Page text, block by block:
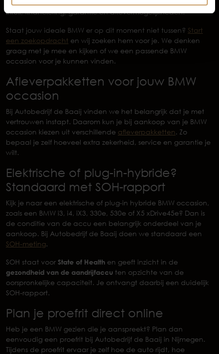
inruil, financiering, garantie en aflevermogelijkheden.
Staat jouw ideale BMW er op dit moment niet tussen? Start
een zoekopdracht en wij zoeken hem voor je. We denken
graag met je mee en kijken of we een passende BMW
occasion voor je kunnen vinden.
Afleverpakketten voor jouw BMW
occasion
Bij Autobedrijf de Baaij vinden we het belangrijk dat je met
vertrouwen instapt. Daarom kun je bij aankoop van je BMW
occasion kiezen uit verschillende afleverpakketten. Zo
bepaal je zelf hoeveel extra zekerheid, service en garantie je
wilt.
Elektrische of plug-in-hybride?
Standaard met SOH-rapport
Kijk je naar een elektrische of plug-in hybride BMW occasion,
zoals een BMW i3, i4, iX3, 330e, 530e of X5 xDrive45e? Dan is
de conditie van de accu een belangrijk onderdeel van je
aankoop. Bij Autobedrijf de Baaij doen we standaard een
SOH-meting.
SOH staat voor State of Health en geeft inzicht in de
gezondheid van de aandrijfaccu ten opzichte van de
oorspronkelijke capaciteit. Je ontvangt daarbij een duidelijk
SOH-rapport.
Plan je proefrit direct online
Heb je een BMW gezien die je aanspreekt? Plan dan
eenvoudig een proefrit bij Autobedrijf de Baaij in Nijmegen.
Tijdens de proefrit ervaar je zelf hoe de auto rijdt, hoe